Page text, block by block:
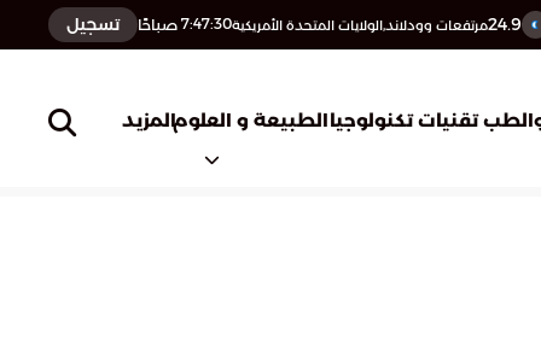
24.9مرتفعات وودلاند,الولايات المتحدة الأمريكية7:47:31 صباحًا تسجيل
تقنيات تكنولوجياالطبيعة و العلومالمزيد